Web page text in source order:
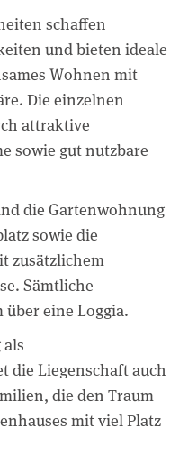
schaffen
und bieten ideale
Wohnen mit
Die einzelnen
attraktive
sowie gut nutzbare
die Gartenwohnung
sowie die
zusätzlichem
Sämtliche
eine Loggia.
die Liegenschaft auch
die den Traum
mit viel Platz